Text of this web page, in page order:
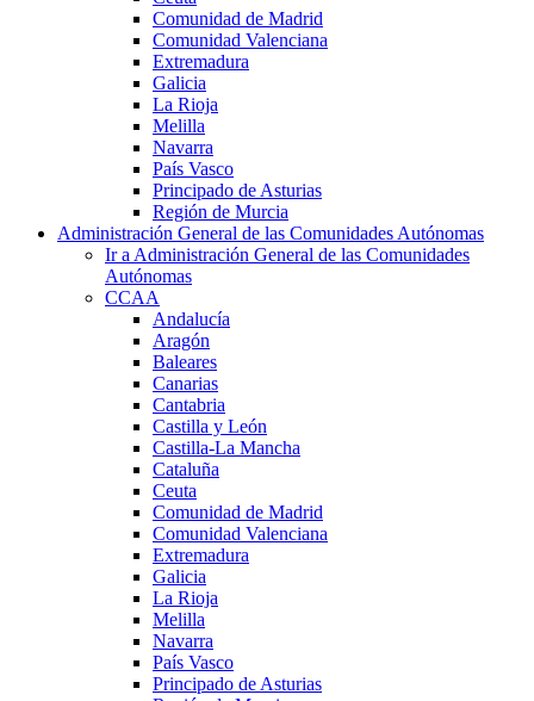
Comunidad de Madrid
Comunidad Valenciana
Extremadura
Galicia
La Rioja
Melilla
Navarra
País Vasco
Principado de Asturias
Región de Murcia
Administración General de las Comunidades Autónomas
Ir a Administración General de las Comunidades
Autónomas
CCAA
Andalucía
Aragón
Baleares
Canarias
Cantabria
Castilla y León
Castilla-La Mancha
Cataluña
Ceuta
Comunidad de Madrid
Comunidad Valenciana
Extremadura
Galicia
La Rioja
Melilla
Navarra
País Vasco
Principado de Asturias